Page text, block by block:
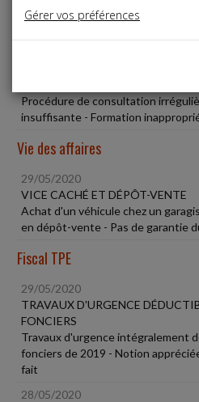
Social
COVID-19 : UNE USINE
Procédure de consultation
insuffisante - Formation
Vie des affaires
29/05/2020
VICE CACHÉ ET DÉPÔT-VENTE
Achat d'un véhicule chez un
en dépôt-vente - Pas de garantie
Fiscal TPE
29/05/2020
TRAVAUX D'URGENCE
FONCIERS
Travaux d'urgence intégralement
fonciers de 2019 - Notion
fait
28/05/2020
Gérer vos préférences